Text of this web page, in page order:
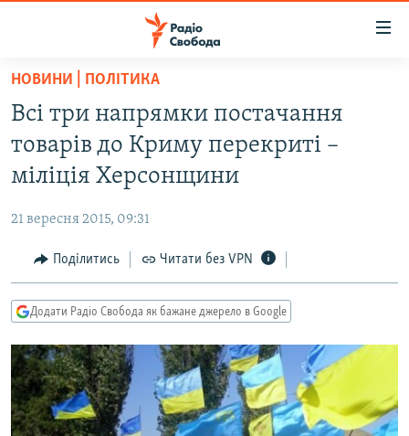
Перейти
основного
матеріалу
Перейти
до
основної
навігації
Перейти
до
пошуку
ВСЕ ЗА ДОБУ
СТАТТІ
ЕКОНОМІКА
СУСПІЛЬСТВО
УКРАЇНА
СВІТ
РОСІЙСЬКА «ФІЛЬТРАЦІЯ»
ДОНБАС.РЕАЛІЇ
ТИ ЯК?
СХЕМИ
КИТАЙ.ВИКЛИКИ
МУЛЬТИМЕДІА
НОВИНИ | ПОЛІТИКА
Всі три напрямки постачання
товарів до Криму перекриті –
міліція Херсонщини
21 вересня 2015, 09:31
Поділитись Читати без VPN
Додати Радіо Свобода як бажане джерело в Google